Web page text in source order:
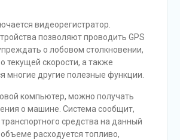
видеорегистратор.
позволяют проводить GPS
о лобовом столкновении,
текущей скорости, а также
многие другие полезные функции.
компьютер, можно получать
о машине. Система сообщит,
средства на данный
расходуется топливо,